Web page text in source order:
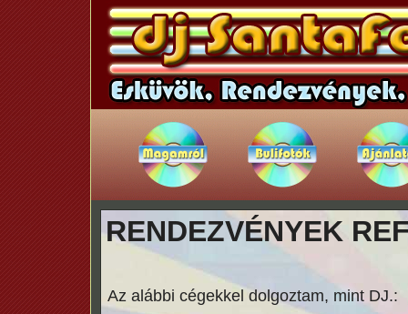
RENDEZVÉNYEK
Az alábbi cégekkel dolgoztam, mint DJ.: